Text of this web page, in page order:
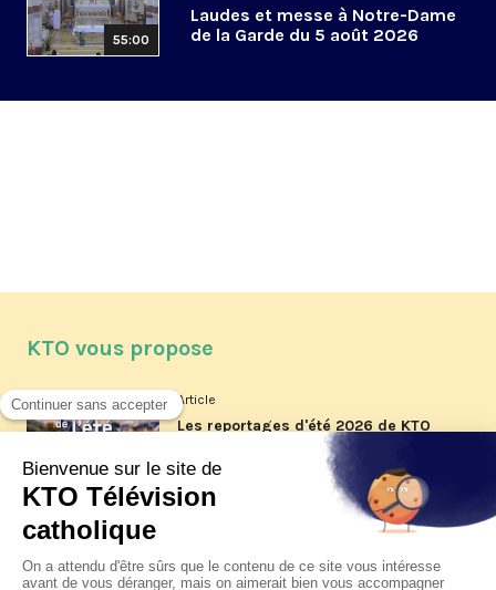
55:00
Laudes et messe à Notre-Dame
de la Garde du 5 août 2026
KTO vous propose
Article
Les reportages d'été 2026 de KTO
Article
La visite pastorale du pape Léon
jeudi 6 août